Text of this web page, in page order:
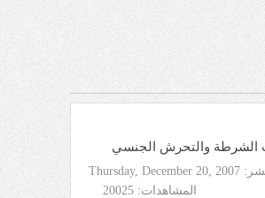
الشرطة والتحرش الجنسي
Thursday, December 20, 2007
المشاهدات: 20025